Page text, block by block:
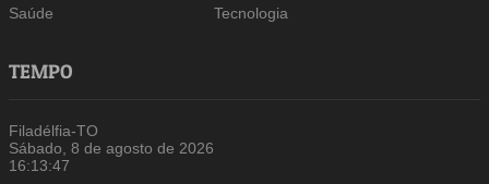
Saúde
Tecnologia
TEMPO
Filadélfia-TO
Sábado, 8 de agosto de 2026
16:13:48